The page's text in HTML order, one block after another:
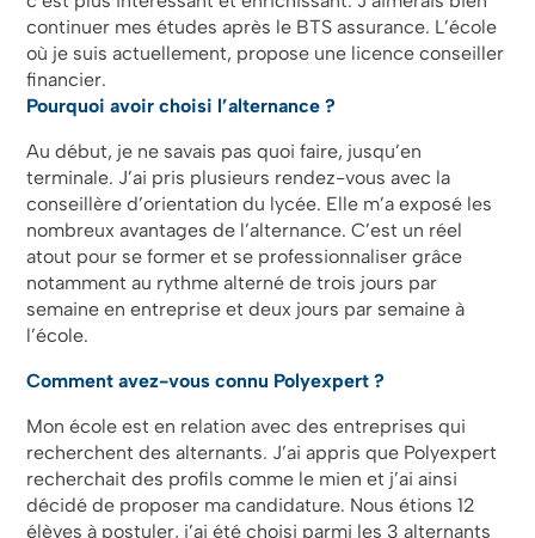
continuer mes études après le BTS assurance. L’école
où je suis actuellement, propose une licence conseiller
financier.
Pourquoi avoir choisi l’alternance ?
Au début, je ne savais pas quoi faire, jusqu’en
terminale. J’ai pris plusieurs rendez-vous avec la
conseillère d’orientation du lycée. Elle m’a exposé les
nombreux avantages de l’alternance. C’est un réel
atout pour se former et se professionnaliser grâce
notamment au rythme alterné de trois jours par
semaine en entreprise et deux jours par semaine à
l’école.​​​​​​​
Comment avez-vous connu Polyexpert ?
Mon école est en relation avec des entreprises qui
recherchent des alternants. J’ai appris que Polyexpert
recherchait des profils comme le mien et j’ai ainsi
décidé de proposer ma candidature. Nous étions 12
élèves à postuler, j’ai été choisi parmi les 3 alternants